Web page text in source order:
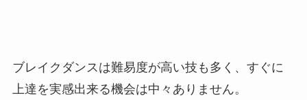
ブレイクダンスは難易度が高い技も多く、すぐに
上達を実感出来る機会は中々ありません。